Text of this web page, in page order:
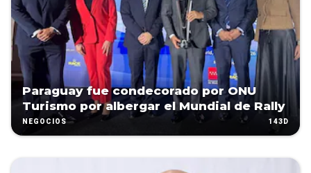
Paraguay fue condecorado por ONU
Turismo por albergar el Mundial de Rally
NEGOCIOS 143D